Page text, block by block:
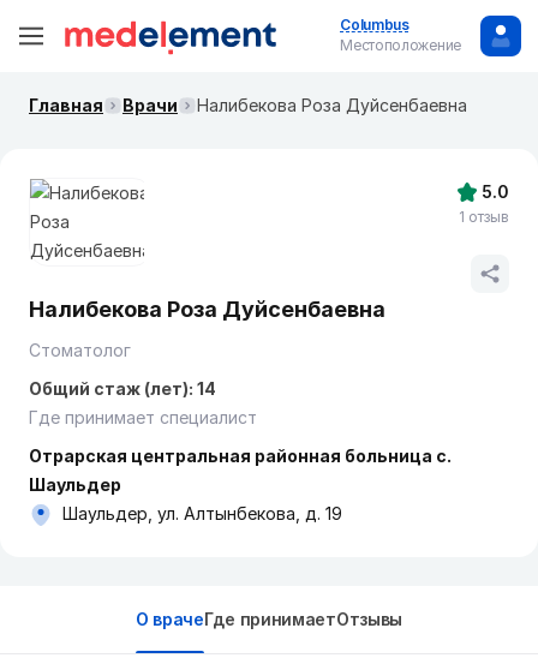
Columbus
Местоположение
Главная Врачи Налибекова Роза Дуйсенбаевна
Налибекова Роза Дуйсенбаевна
Стоматолог
Общий стаж (лет): 14
Где принимает специалист
Отрарская центральная районная больница с.
Шаульдер
Шаульдер, ул. Алтынбекова, д. 19
5.0
1 отзыв
О врачеГде принимаетОтзывы